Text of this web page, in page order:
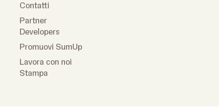
Contatti
Partner
Developers
Promuovi SumUp
Lavora con noi
Stampa